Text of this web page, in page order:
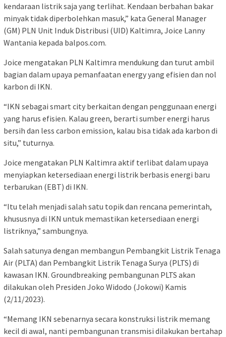
kendaraan listrik saja yang terlihat. Kendaan berbahan bakar
minyak tidak diperbolehkan masuk,” kata General Manager
(GM) PLN Unit Induk Distribusi (UID) Kaltimra, Joice Lanny
Wantania kepada balpos.com.
Joice mengatakan PLN Kaltimra mendukung dan turut ambil
bagian dalam upaya pemanfaatan energy yang efisien dan nol
karbon di IKN.
“IKN sebagai smart city berkaitan dengan penggunaan energi
yang harus efisien. Kalau green, berarti sumber energi harus
bersih dan less carbon emission, kalau bisa tidak ada karbon di
situ,” tuturnya.
Joice mengatakan PLN Kaltimra aktif terlibat dalam upaya
menyiapkan ketersediaan energi listrik berbasis energi baru
terbarukan (EBT) di IKN.
“Itu telah menjadi salah satu topik dan rencana pemerintah,
khususnya di IKN untuk memastikan ketersediaan energi
listriknya,” sambungnya.
Salah satunya dengan membangun Pembangkit Listrik Tenaga
Air (PLTA) dan Pembangkit Listrik Tenaga Surya (PLTS) di
kawasan IKN. Groundbreaking pembangunan PLTS akan
dilakukan oleh Presiden Joko Widodo (Jokowi) Kamis
(2/11/2023).
“Memang IKN sebenarnya secara konstruksi listrik memang
kecil di awal, nanti pembangunan transmisi dilakukan bertahap